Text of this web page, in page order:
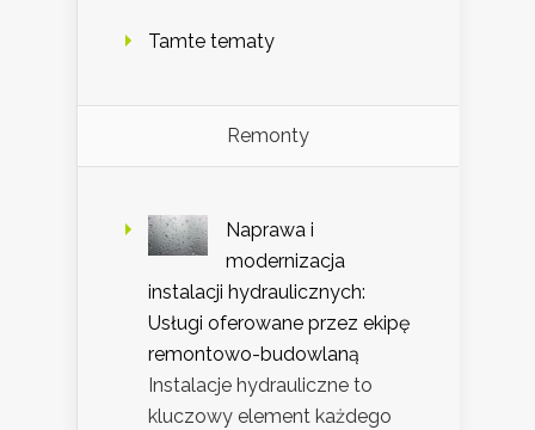
Tamte tematy
Remonty
Naprawa i
modernizacja
instalacji hydraulicznych:
Usługi oferowane przez ekipę
remontowo-budowlaną
Instalacje hydrauliczne to
kluczowy element każdego